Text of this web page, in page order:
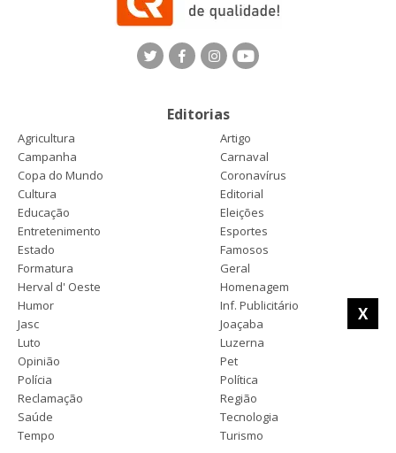
X
Editorias
Agricultura
Artigo
Campanha
Carnaval
Copa do Mundo
Coronavírus
Cultura
Editorial
Educação
Eleições
Entretenimento
Esportes
Estado
Famosos
Formatura
Geral
Herval d' Oeste
Homenagem
Humor
Inf. Publicitário
Jasc
Joaçaba
Luto
Luzerna
Opinião
Pet
Polícia
Política
Reclamação
Região
Saúde
Tecnologia
Tempo
Turismo